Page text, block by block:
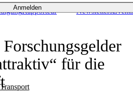
Anmelden
Rapporteur NewslettersEvents
für die